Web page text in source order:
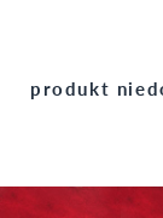
produkt